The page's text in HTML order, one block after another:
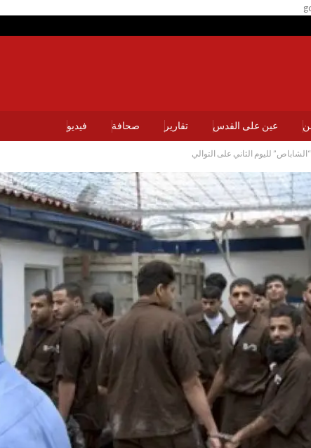
عين على القدس تقارير صحافة فيديو
لليوم الثاني على التوالي